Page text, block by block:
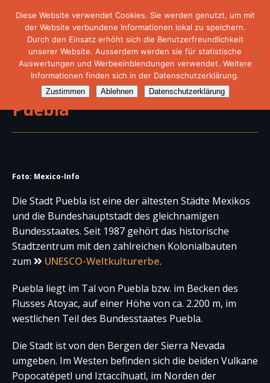
Puebla
Foto: Mexico-Info
Die Stadt Puebla ist eine der ältesten Städte Mexikos
und die Bundeshauptstadt des gleichnamigen
Bundesstaates. Seit 1987 gehört das historische
Stadtzentrum mit den zahlreichen Kolonialbauten
zum
UNESCO-Weltkulturerbe.
Puebla liegt im Tal von Puebla bzw. im Becken des
Flusses Atoyac, auf einer Höhe von ca. 2.200 m, im
westlichen Teil des Bundesstaates Puebla.
Die Stadt ist von den Bergen der Sierra Nevada
umgeben. Im Westen befinden sich die beiden Vulkane
Popocatépetl und Iztaccíhuatl, im Norden der
Diese Website verwendet Cookies. Sie werden genutzt, um mit
der Website verbundene Informationen lokal zu speichern.
Durch den Einsatz erhöht sich die Benutzerfreundlichkeit
unserer Website. Ausserdem werden sie für statistische
Auswertungen und Werbeeinblendungen verwendet. Weitere
Informationen finden sich in der Datenschutzerklärung.
Zustimmen Ablehnen Datenschutzerklärung